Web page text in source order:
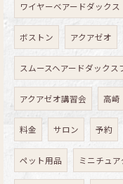
ワイヤーベアードダックス
ボストン アクアゼオ
スムースヘアードダックス
アクアゼオ講習会 高崎
料金 サロン 予約
ペット用品 ミニチュ